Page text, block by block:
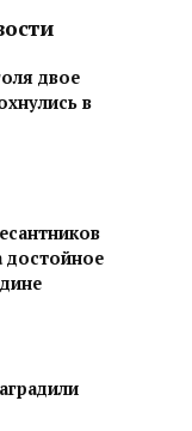
двое
в
достойное